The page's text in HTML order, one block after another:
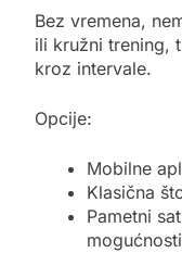
Bez vremena,
ili kružni trening,
kroz intervale.
Opcije:
Mobilne
Klasična
Pametni